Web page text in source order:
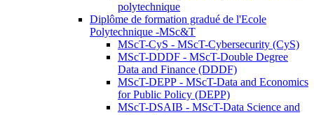
polytechnique
Diplôme de formation gradué de l'Ecole
Polytechnique -MSc&T
MScT-CyS - MScT-Cybersecurity (CyS)
MScT-DDDF - MScT-Double Degree
Data and Finance (DDDF)
MScT-DEPP - MScT-Data and Economics
for Public Policy (DEPP)
MScT-DSAIB - MScT-Data Science and